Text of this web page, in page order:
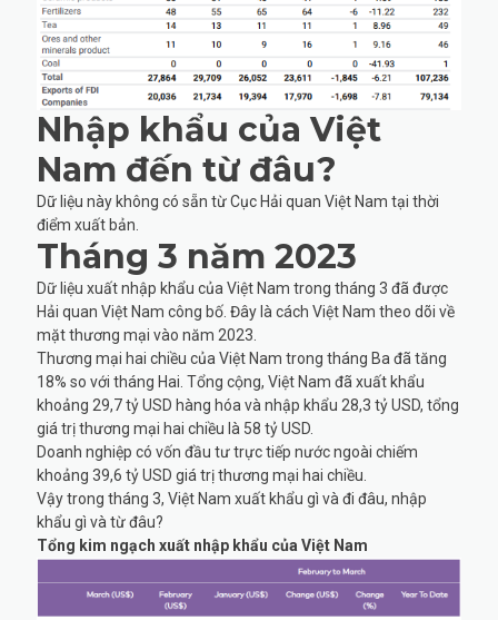
Nhập khẩu của Việt
Nam đến từ đâu?
Dữ liệu này không có sẵn từ Cục Hải quan Việt Nam tại thời
điểm xuất bản.
Tháng 3 năm 2023
Dữ liệu xuất nhập khẩu của Việt Nam trong tháng 3 đã được
Hải quan Việt Nam công bố. Đây là cách Việt Nam theo dõi về
mặt thương mại vào năm 2023.
Thương mại hai chiều của Việt Nam trong tháng Ba đã tăng
18% so với tháng Hai. Tổng cộng, Việt Nam đã xuất khẩu
khoảng 29,7 tỷ USD hàng hóa và nhập khẩu 28,3 tỷ USD, tổng
giá trị thương mại hai chiều là 58 tỷ USD.
Doanh nghiệp có vốn đầu tư trực tiếp nước ngoài chiếm
khoảng 39,6 tỷ USD giá trị thương mại hai chiều.
Vậy trong tháng 3, Việt Nam xuất khẩu gì và đi đâu, nhập
khẩu gì và từ đâu?
Tổng kim ngạch xuất nhập khẩu của Việt Nam